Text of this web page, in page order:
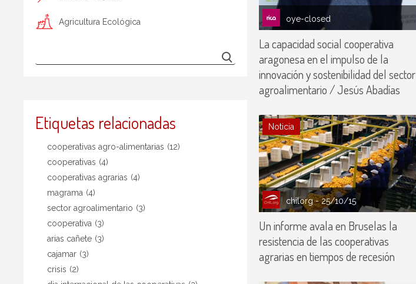
Agricultura Ecológica
Etiquetas relacionadas
cooperativas agro-alimentarias (12)
cooperativas (4)
cooperativas agrarias (4)
magrama (4)
sector agroalimentario (3)
cooperativa (3)
arias cañete (3)
cajamar (3)
crisis (2)
oye-closed
La capacidad social cooperativa
aragonesa en el impulso de la
innovación y sostenibilidad del sector
agroalimentario / Jesús Abadías
chilorg - 25/10/15
Noticia
Un informe avala en Bruselas la
resistencia de las cooperativas
agrarias en tiempos de recesión